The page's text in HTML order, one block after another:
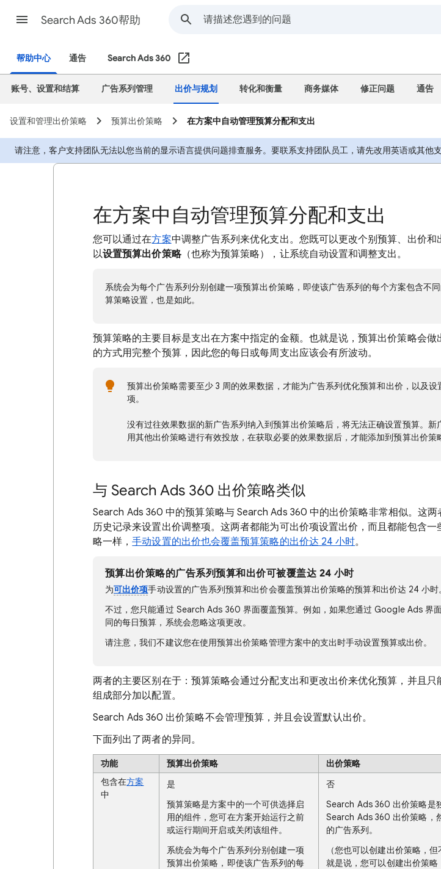
Search Ads 360帮助
帮助中心 通告 Search Ads 360
账号、设置和结算 广告系列管理 出价与规划 转化和衡量 商务媒体 修正问题 通告
设置和管理出价策略 预算出价策略 在方案中自动管理预算分配和支出
请注意，客户支持团队无法以您当前的显示语言提供问题排查服务。要联系支持团队员工，请先改用英语或其他
在方案中自动管理预算分配和支出
您可以通过在方案中调整广告系列来优化支出。您既可以更改个别预算、出价和
以设置预算出价策略（也称为预算策略），让系统自动设置和调整支出。
系统会为每个广告系列分别创建一项预算出价策略，即使该广告系列的每个方案包含不
算策略设置，也是如此。
预算策略的主要目标是支出在方案中指定的金额。也就是说，预算出价策略会做
的方式用完整个预算，因此您的每日或每周支出应该会有所波动。
预算出价策略需要至少 3 周的效果数据，才能为广告系列优化预算和出价，以及设
项。
没有过往效果数据的新广告系列纳入到预算出价策略后，将无法正确设置预算。新
用其他出价策略进行有效投放，在获取必要的效果数据后，才能添加到预算出价策
与 Search Ads 360 出价策略类似
Search Ads 360 中的预算策略与 Search Ads 360 中的出价策略非常相似。这
历史记录来设置出价调整项。这两者都能为可出价项设置出价，而且都能包含一
略一样，手动设置的出价也会覆盖预算策略的出价达 24 小时。
预算出价策略的广告系列预算和出价可被覆盖达 24 小时
为可出价项手动设置的广告系列预算和出价会覆盖预算出价策略的预算和出价达 24 小时
不过，您只能通过 Search Ads 360 界面覆盖预算。例如，如果您通过 Google Ads 界
同的每日预算，系统会忽略这项更改。
请注意，我们不建议您在使用预算出价策略管理方案中的支出时手动设置预算或出价。
两者的主要区别在于：预算策略会通过分配支出和更改出价来优化预算，并且只
组成部分加以配置。
Search Ads 360 出价策略不会管理预算，并且会设置默认出价。
下面列出了两者的异同。
功能 预算出价策略
出价策略
包含在方案
中
是
预算策略是方案中的一个可供选择启
用的组件，您可在方案开始运行之前
或运行期间开启或关闭该组件。
系统会为每个广告系列分别创建一项
预算出价策略，即使该广告系列的每
否
Search Ads 360 出价策略是
Search Ads 360 出价策略，
的广告系列。
（您也可以创建出价策略，
就是说，您可以创建出价策